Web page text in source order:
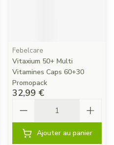
Febelcare
Vitaxium 50+ Multi
Vitamines Caps 60+30
Promopack
32,99 €
Ajouter au panier